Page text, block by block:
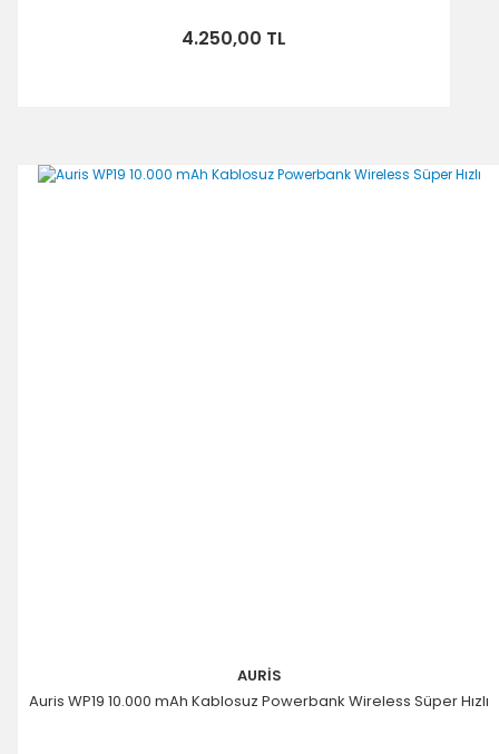
4.250,00 TL
AURİS
Auris WP19 10.000 mAh Kablosuz Powerbank Wireless Süper Hızlı